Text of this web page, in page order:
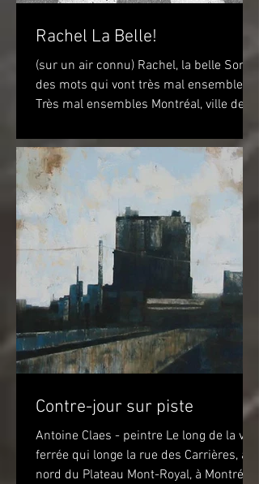
Rachel La Belle!
(sur un air connu) Rachel, la belle Sont
des mots qui vont très mal ensembles
Très mal ensembles Montréal, ville de
Contre-jour sur piste
Antoine Claes - peintre Le long de la voie
ferrée qui longe la rue des Carrières, au
nord du Plateau Mont-Royal, à Montréal,